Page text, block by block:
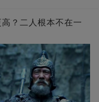
？二人根本不在一